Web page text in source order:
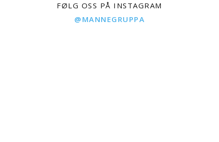
FØLG OSS PÅ INSTAGRAM
@MANNEGRUPPA